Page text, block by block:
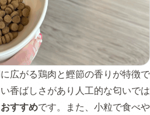
広がる鶏肉と鰹節の香りが特徴で
香ばしさがあり人工的な匂いでは
すすめです。また、小粒で食べや